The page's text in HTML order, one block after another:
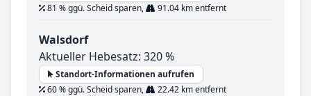
81 % ggü. Scheid sparen,
91.04 km entfernt
Walsdorf
Aktueller Hebesatz: 320 %
Standort-Informationen aufrufen
60 % ggü. Scheid sparen,
22.42 km entfernt